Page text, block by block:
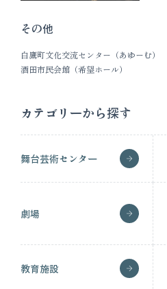
その他
白鷹町文化交流センター（あゆーむ）
酒田市民会館（希望ホール）
カテゴリーから探す
舞台芸術センター
劇場
教育施設